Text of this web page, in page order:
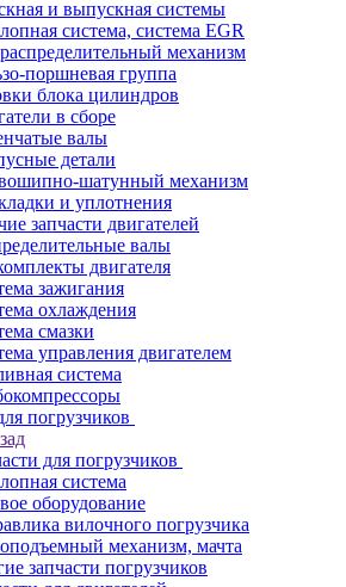
и выпускная системы
система, система EGR
механизм
поршневая группа
блока цилиндров
в сборе
валы
детали
шатунный механизм
и уплотнения
запчасти двигателей
валы
двигателя
зажигания
охлаждения
смазки
управления двигателем
система
погрузчиков
для погрузчиков
система
оборудование
вилочного погрузчика
механизм, мачта
запчасти погрузчиков